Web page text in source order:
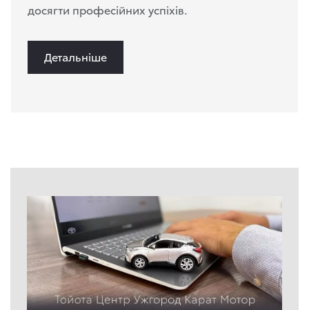
досягти професійних успіхів.
Детальніше